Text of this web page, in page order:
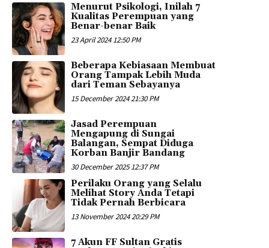
Menurut Psikologi, Inilah 7
Kualitas Perempuan yang
Benar-benar Baik
23 April 2024 12:50 PM
Beberapa Kebiasaan Membuat
Orang Tampak Lebih Muda
dari Teman Sebayanya
15 December 2024 21:30 PM
Jasad Perempuan
Mengapung di Sungai
Balangan, Sempat Diduga
Korban Banjir Bandang
30 December 2025 12:37 PM
Perilaku Orang yang Selalu
Melihat Story Anda Tetapi
Tidak Pernah Berbicara
13 November 2024 20:29 PM
7 Akun FF Sultan Gratis